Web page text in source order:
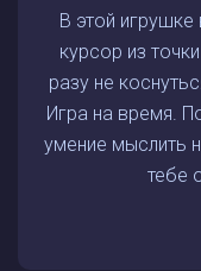
В этой
курсор из
разу не
Игра на время.
умение мыслить
тебе